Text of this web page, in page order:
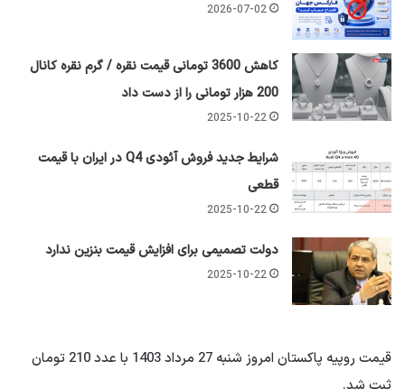
2026-07-02
کاهش 3600 تومانی قیمت نقره / گرم نقره کانال
200 هزار تومانی را از دست داد
2025-10-22
شرایط جدید فروش آئودی Q4 در ایران با قیمت
قطعی
2025-10-22
دولت تصمیمی برای افزایش قیمت بنزین ندارد
2025-10-22
قیمت روپیه پاکستان امروز شنبه 27 مرداد 1403 با عدد 210 تومان